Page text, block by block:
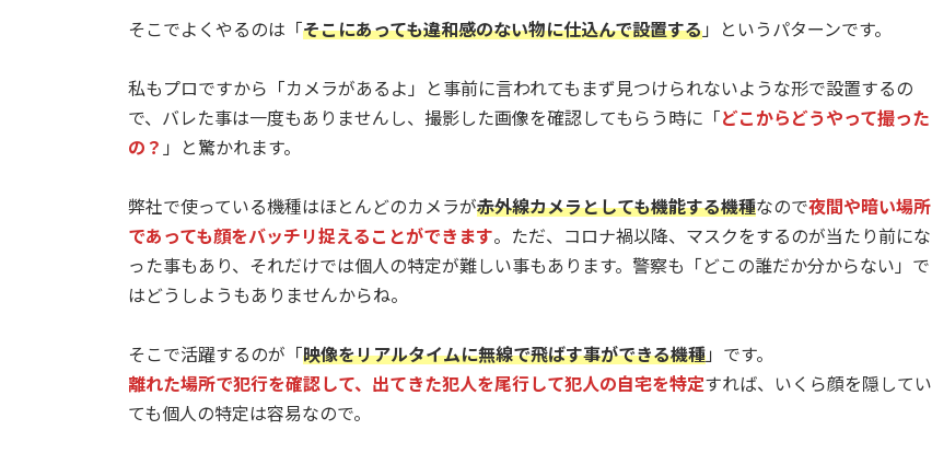
そこでよくやるのは「そこにあっても違和感のない物に仕込んで設置する 」というパターンです。
私もプロですから「カメラがあるよ」と事前に言われてもまず見つけられないような形で設置するの
で、バレた事は一度もありませんし、撮影した画像を確認してもらう時に「どこからどうやって撮った
の？ 」と驚かれます。
弊社で使っている機種はほとんどのカメラが赤外線カメラとしても機能する機種なので夜間や暗い場所
であっても顔をバッチリ捉えることができます。ただ、コロナ禍以降、マスクをするのが当たり前にな
った事もあり、それだけでは個人の特定が難しい事もあります。警察も「どこの誰だか分からない」で
はどうしようもありませんからね。
そこで活躍するのが「映像をリアルタイムに無線で飛ばす事ができる機種 」です。
離れた場所で犯行を確認して、出てきた犯人を尾行して犯人の自宅を特定すれば、いくら顔を隠してい
ても個人の特定は容易なので。